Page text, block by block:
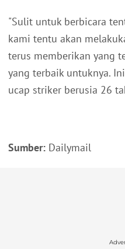
"Sulit untuk berbicara
kami tentu akan
terus memberikan yang
yang terbaik untuknya.
ucap striker berusia 26
Sumber: Dailymail